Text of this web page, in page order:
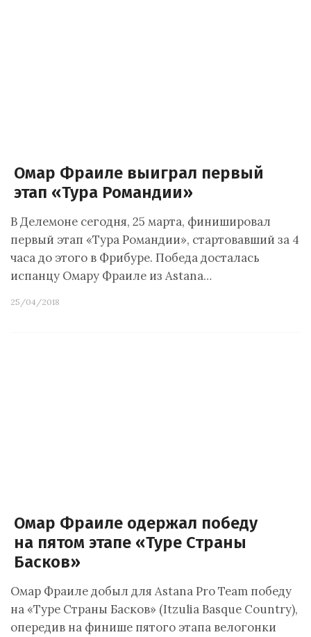
Омар Фраиле выиграл первый
этап «Тура Романдии»
В Делемоне сегодня, 25 марта, финишировал
первый этап «Тура Романдии», стартовавший за 4
часа до этого в Фрибуре. Победа досталась
испанцу Омару Фраиле из Astana…
25/04/2018
Омар Фраиле одержал победу
на пятом этапе «Туре Страны
Басков»
Омар Фраиле добыл для Astana Pro Team победу
на «Туре Страны Басков» (Itzulia Basque Country),
опередив на финише пятого этапа велогонки